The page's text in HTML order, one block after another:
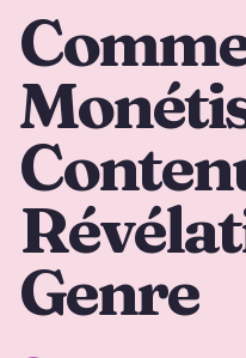
Jeux, imprimables et idées
Kit à imprimer gratuit
Outils Gratuits
Thèmes
Genre